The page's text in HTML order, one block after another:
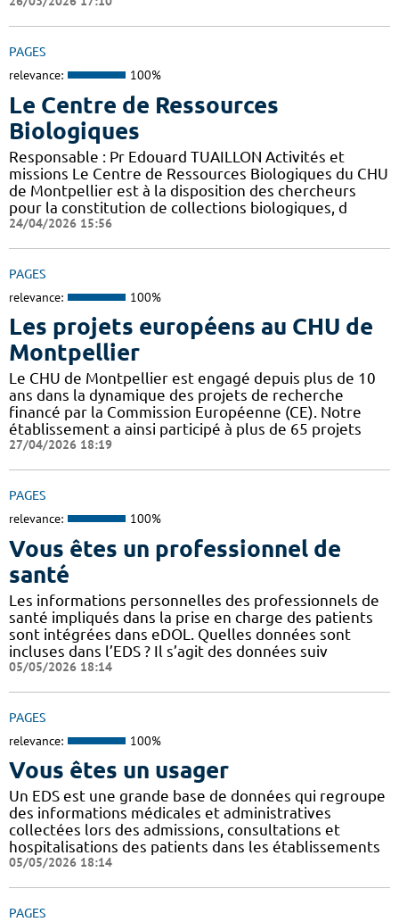
PAGES
relevance: 100%
Le Centre de Ressources
Biologiques
Responsable : Pr Edouard TUAILLON Activités et
missions Le Centre de Ressources Biologiques du CHU
de Montpellier est à la disposition des chercheurs
pour la constitution de collections biologiques, d
24/04/2026 15:56
PAGES
relevance: 100%
Les projets européens au CHU de
Montpellier
Le CHU de Montpellier est engagé depuis plus de 10
ans dans la dynamique des projets de recherche
financé par la Commission Européenne (CE). Notre
établissement a ainsi participé à plus de 65 projets
27/04/2026 18:19
PAGES
relevance: 100%
Vous êtes un professionnel de
santé
Les informations personnelles des professionnels de
santé impliqués dans la prise en charge des patients
sont intégrées dans eDOL. Quelles données sont
incluses dans l’EDS ? Il s’agit des données suiv
05/05/2026 18:14
PAGES
relevance: 100%
Vous êtes un usager
Un EDS est une grande base de données qui regroupe
des informations médicales et administratives
collectées lors des admissions, consultations et
hospitalisations des patients dans les établissements
05/05/2026 18:14
PAGES